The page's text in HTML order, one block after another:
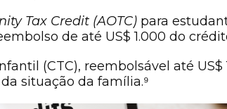
Tax Credit (AOTC) para
de até US$ 1.000 do
(CTC), reembolsável até US$
situação da família.⁹